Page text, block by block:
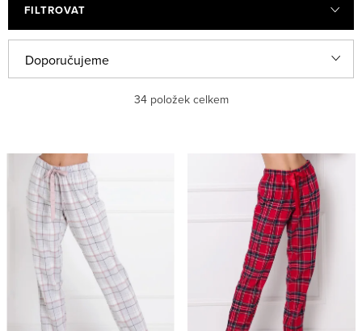
FILTROVAT
ý
s
a
n
Doporučujeme
Nejprodávanější
Abecedně
34položek celkem